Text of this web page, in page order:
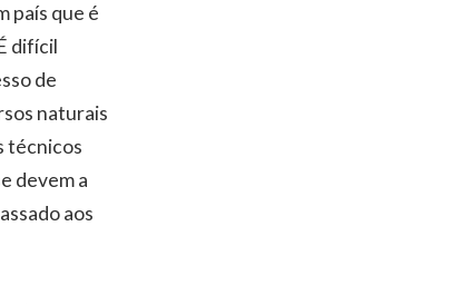
país que é
difícil
de
naturais
técnicos
devem a
aos